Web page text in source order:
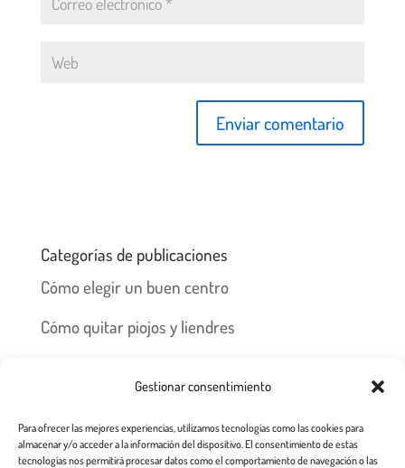
Gestionar consentimiento
Para ofrecer las mejores experiencias, utilizamos tecnologías como las cookies para
almacenar y/o acceder a la información del dispositivo. El consentimiento de estas
tecnologías nos permitirá procesar datos como el comportamiento de navegación o las
Categorías de publicaciones
Cómo elegir un buen centro
Cómo quitar piojos y liendres
Prevención y recomendaciones